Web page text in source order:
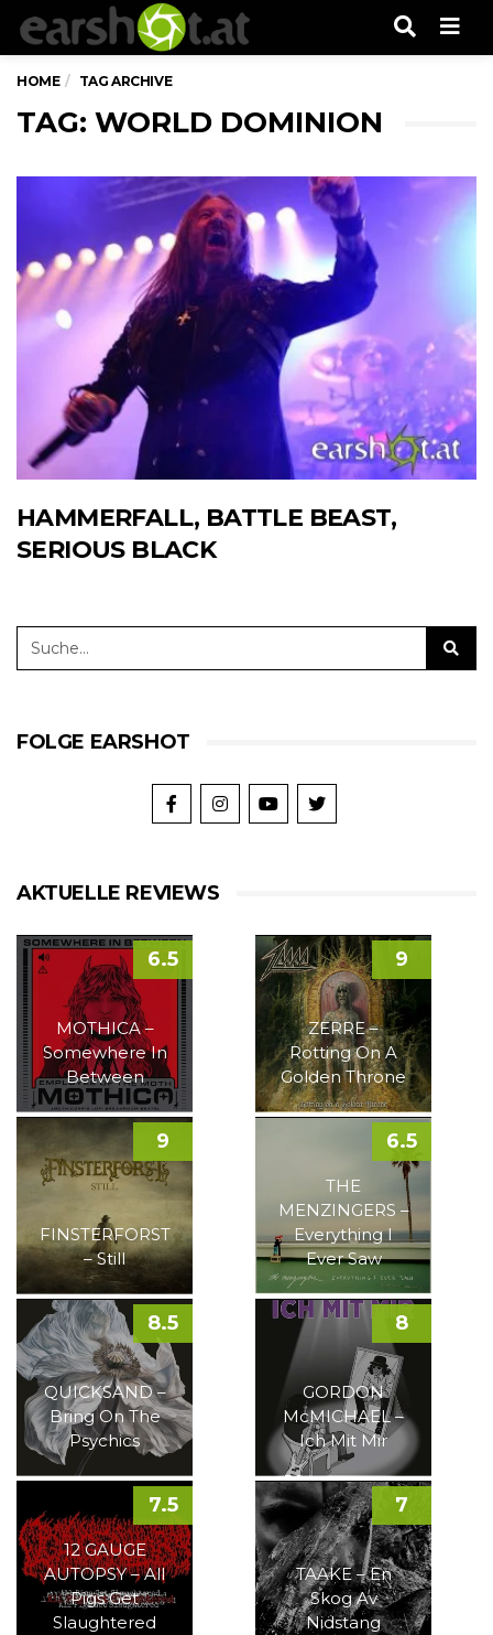
HOME TAG ARCHIVE
TAG: WORLD DOMINION
HAMMERFALL, BATTLE BEAST,
SERIOUS BLACK
FOLGE EARSHOT
AKTUELLE REVIEWS
MOTHICA –
Somewhere In
Between
6.5
ZERRE –
Rotting On A
Golden Throne
9
FINSTERFORST
– Still
9
THE
MENZINGERS –
Everything I
Ever Saw
6.5
QUICKSAND –
Bring On The
Psychics
8.5
GORDON
McMICHAEL –
Ich Mit Mir
8
12 GAUGE
AUTOPSY – All
Pigs Get
Slaughtered
7.5
TAAKE – En
Skog Av
Nidstang
7